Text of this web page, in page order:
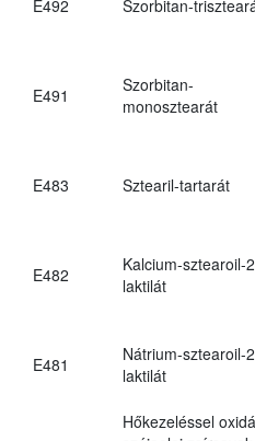
E492 Szorbitan-
E491
Szorbitan-
monosztearát
E483 Sztearil-tartarát
E482
Kalcium-sztearoil-
laktilát
E481
Nátrium-sztearoil-
laktilát
Hőkezeléssel